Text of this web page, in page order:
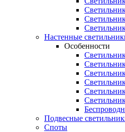
Настенные
Особенности
Подвесные
Споты